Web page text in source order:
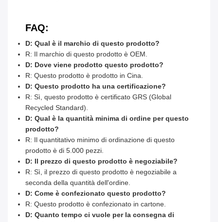
FAQ:
D: Qual è il marchio di questo prodotto?
R: Il marchio di questo prodotto è OEM.
D: Dove viene prodotto questo prodotto?
R: Questo prodotto è prodotto in Cina.
D: Questo prodotto ha una certificazione?
R: Sì, questo prodotto è certificato GRS (Global
Recycled Standard).
D: Qual è la quantità minima di ordine per questo
prodotto?
R: Il quantitativo minimo di ordinazione di questo
prodotto è di 5.000 pezzi.
D: Il prezzo di questo prodotto è negoziabile?
R: Sì, il prezzo di questo prodotto è negoziabile a
seconda della quantità dell'ordine.
D: Come è confezionato questo prodotto?
R: Questo prodotto è confezionato in cartone.
D: Quanto tempo ci vuole per la consegna di